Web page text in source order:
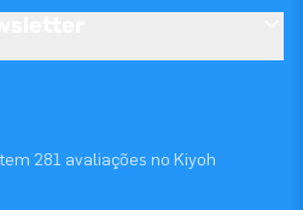
281 avaliações no Kiyoh